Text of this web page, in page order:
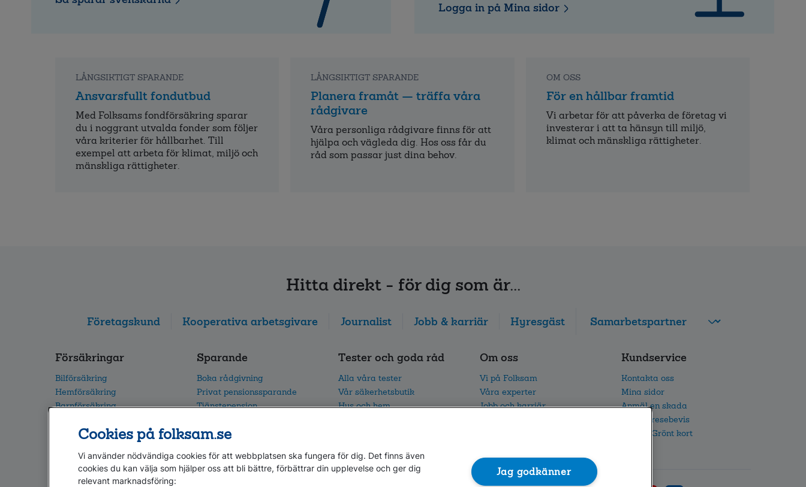
Logga in på Mina sidor
LÅNGSIKTIGT SPARANDE
Ansvarsfullt fondutbud
Med Folksams fondförsäkring sparar
du i noggrant utvalda fonder som följer
våra kriterier för hållbarhet. Till
exempel att arbeta för klimat, miljö och
mänskliga rättigheter.
LÅNGSIKTIGT SPARANDE
Planera framåt — träffa våra
rådgivare
Våra personliga råd­givare finns för att
hjälpa och väg­leda dig. Hos oss får du
råd som passar just dina behov.
OM OSS
För en hållbar framtid
Vi arbetar för att påverka de företag vi
investerar i att ta hänsyn till miljö,
klimat och mänskliga rättigheter.
Hitta direkt - för dig som är...
Företagskund Kooperativa arbetsgivare Journalist Jobb & karriär
Hyresgäst
Tjänstepension
grupp
Leverantörswebb
Försäkringar
Bilförsäkring
Hemförsäkring
Barnförsäkring
Alla försäkringar
Sparande
Boka rådgivning
Privat pensionssparande
Tjänstepension
Flytta din pension
Tester och goda råd
Alla våra tester
Vår säkerhetsbutik
Hus och hem
Om oss
Vi på Folksam
Våra experter
Jobb och karriär
Kundservice
Kontakta oss
Mina sidor
Anmäl en skada
Beställ resebevis
Beställ Grönt kort
Cookies på folksam.se
Vi använder nödvändiga cookies för att webbplatsen ska fungera för dig. Det finns även
cookies du kan välja som hjälper oss att bli bättre, förbättrar din upplevelse och ger dig
relevant marknadsföring:
Jag godkänner